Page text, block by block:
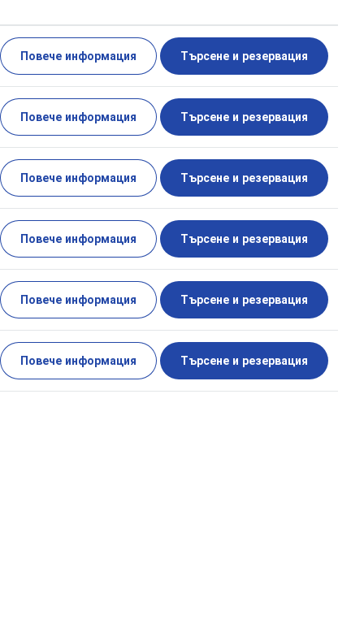
Повече информация Търсене и резервация
Повече информация Търсене и резервация
Повече информация Търсене и резервация
Повече информация Търсене и резервация
Повече информация Търсене и резервация
Повече информация Търсене и резервация